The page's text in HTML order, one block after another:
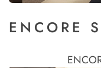
ENCORE